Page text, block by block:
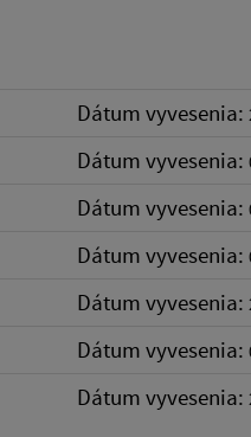
Dátum vyvesenia:
Dátum vyvesenia:
Dátum vyvesenia:
Dátum vyvesenia:
Dátum vyvesenia:
Dátum vyvesenia:
Dátum vyvesenia: